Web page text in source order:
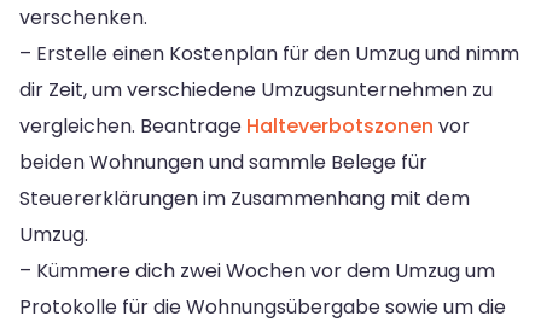
verschenken.
– Erstelle einen Kostenplan für den Umzug und nimm
dir Zeit, um verschiedene Umzugsunternehmen zu
vergleichen. Beantrage Halteverbotszonen vor
beiden Wohnungen und sammle Belege für
Steuererklärungen im Zusammenhang mit dem
Umzug.
– Kümmere dich zwei Wochen vor dem Umzug um
Protokolle für die Wohnungsübergabe sowie um die